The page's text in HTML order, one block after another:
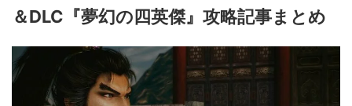
＆DLC『夢幻の四英傑』攻略記事まとめ